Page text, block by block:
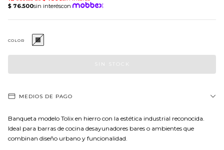
COLOR
MEDIOS DE PAGO
Banqueta modelo Tolix en hierro con la estética industrial reconocida.
Ideal para barras de cocina desayunadores bares o ambientes que
combinan diseño urbano y funcionalidad.